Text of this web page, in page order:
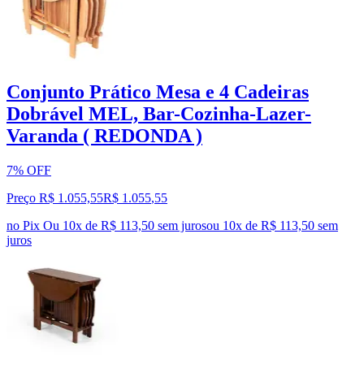
Conjunto Prático Mesa e 4 Cadeiras
Dobrável MEL, Bar-Cozinha-Lazer-
Varanda ( REDONDA )
7% OFF
Preço R$ 1.055,55R$ 1.055,55
no Pix Ou 10x de R$ 113,50 sem jurosou 10x de R$ 113,50 sem
juros